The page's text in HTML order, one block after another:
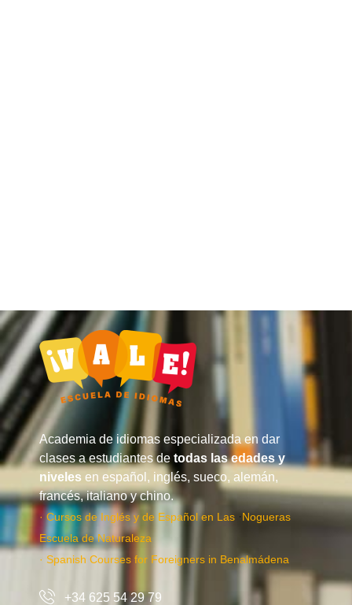
Academia de idiomas especializada en dar
clases a estudiantes de todas las edades y
niveles en español, inglés, sueco, alemán,
francés, italiano y chino.
· Cursos de Inglés y de Español en Las ·Nogueras
Escuela de Naturaleza
· Spanish Courses for Foreigners in Benalmádena
+34 625 54 29 79